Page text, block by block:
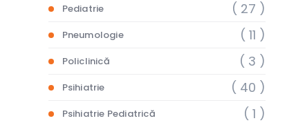
Pediatrie ( 27 )
Pneumologie ( 11 )
Policlinică ( 3 )
Psihiatrie ( 40 )
Psihiatrie Pediatrică ( 1 )